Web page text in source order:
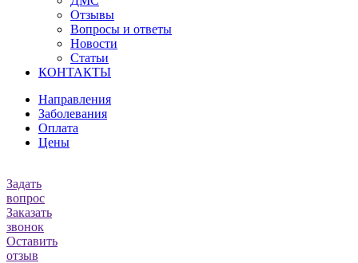
Отзывы
Вопросы и ответы
Новости
Статьи
КОНТАКТЫ
Направления
Заболевания
Оплата
Цены
Задать
вопрос
Заказать
звонок
Оставить
отзыв